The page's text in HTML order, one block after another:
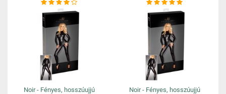
Noir - Fényes, hosszúujjú
Noir - Fényes, hosszúujjú